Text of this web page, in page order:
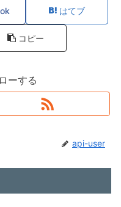
はてブ
コピー
ーする
api-user